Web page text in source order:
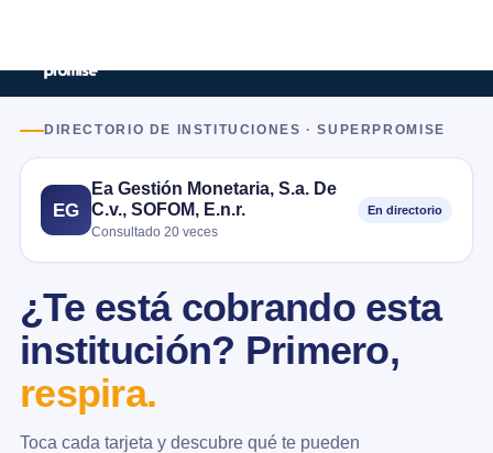
DIRECTORIO DE INSTITUCIONES · SUPERPROMISE
EG
Ea Gestión Monetaria, S.a. De
C.v., SOFOM, E.n.r.
Consultado 20 veces
En directorio
¿Te está cobrando esta
institución? Primero,
respira.
Toca cada tarjeta y descubre qué te pueden